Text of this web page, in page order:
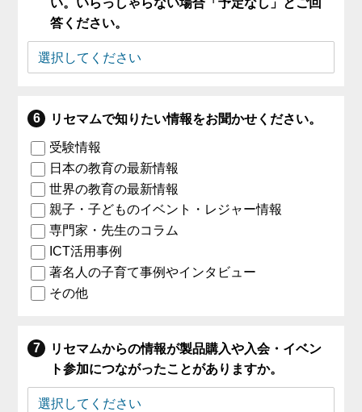
い。いらっしゃらない場合「予定なし」とご回
答ください。
リセマムで知りたい情報をお聞かせください。
受験情報
日本の教育の最新情報
世界の教育の最新情報
親子・子どものイベント・レジャー情報
専門家・先生のコラム
ICT活用事例
著名人の子育て事例やインタビュー
その他
リセマムからの情報が製品購入や入会・イベン
ト参加につながったことがありますか。